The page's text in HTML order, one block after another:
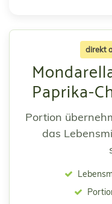
direkt
Paprika-
Portion
das